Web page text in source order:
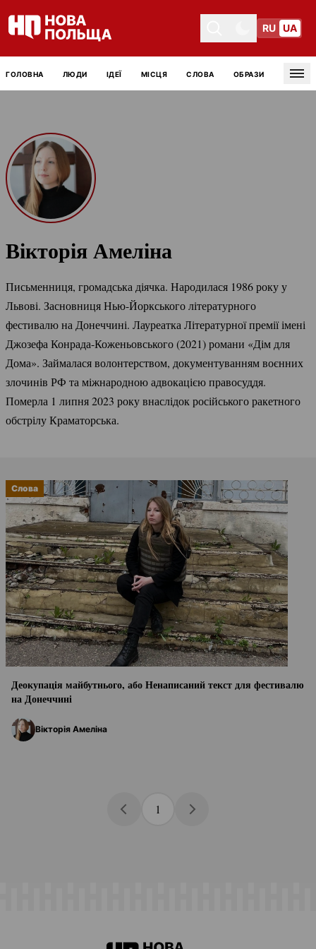
Toggle themeToggle theme
RU UA
ГОЛОВНА ЛЮДИ ІДЕЇ МІСЦЯ СЛОВА ОБРАЗИ
Вікторія Амеліна
Письменниця, громадська діячка. Народилася 1986 року у
Львові. ЗасновницяНью-Йоркськоголітературного
фестивалю на Донеччині. Лауреатка Літературної премії імені
Джозефа Конрада-Коженьовського(2021) романи «Дім для
Дома». Займалася волонтерством, документуванням воєнних
злочинів РФ та міжнародною адвокацією правосуддя.
Померла 1 липня 2023 року внаслідок російського ракетного
обстрілу Краматорська.
Слова
Деокупація майбутнього, або Ненаписаний текст для фестивалю
на Донеччині
Вікторія Амеліна
1